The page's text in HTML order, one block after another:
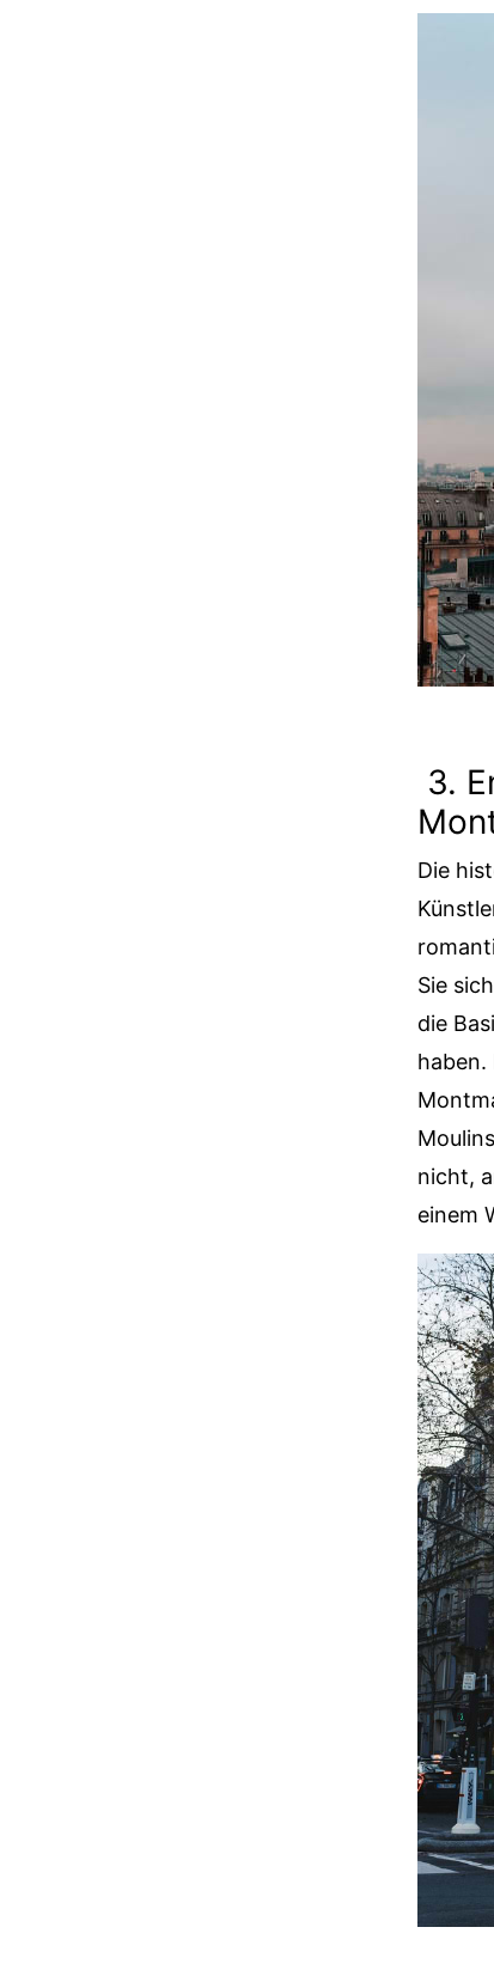
3.
Die
Sie
die
haben.
nicht,
einem